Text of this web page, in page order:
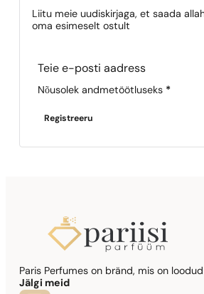
Liitu meie uudiskirjaga, et saada
oma esimeselt ostult
Section
Nõusolek andmetöötluseks *
Registreeru
Paris Perfumes on bränd, mis on
Jälgi meid